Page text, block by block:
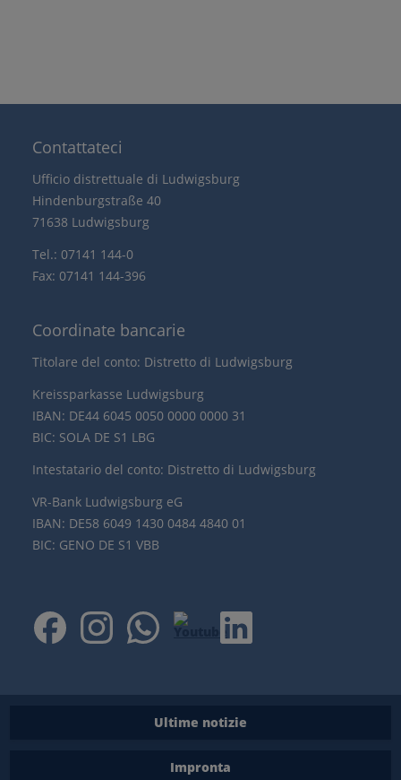
Contattateci
Ufficio distrettuale di Ludwigsburg
Hindenburgstraße 40
71638 Ludwigsburg
Tel.: 07141 144-0
Fax: 07141 144-396
Coordinate bancarie
Titolare del conto: Distretto di Ludwigsburg
Kreissparkasse Ludwigsburg
IBAN: DE44 6045 0050 0000 0000 31
BIC: SOLA DE S1 LBG
Intestatario del conto: Distretto di Ludwigsburg
VR-Bank Ludwigsburg eG
IBAN: DE58 6049 1430 0484 4840 01
BIC: GENO DE S1 VBB
Ultime notizie
Impronta